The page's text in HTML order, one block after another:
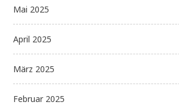
Mai 2025
April 2025
März 2025
Februar 2025